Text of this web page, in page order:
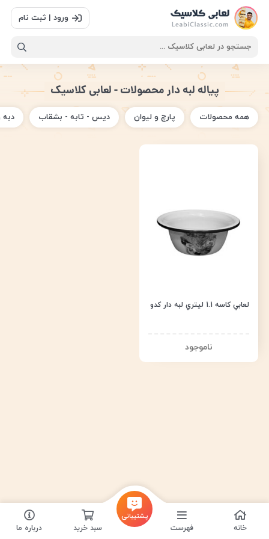
ورود | ثبت نام
پیاله لبه دار محصولات - لعابی کلاسیک
همه محصولات پارچ و لیوان دیس - تابه - بشقاب
لعابي كاسه 1.1 ليتري لبه دار كدو
خانه فهرست درباره ما سبد خرید
پشتیبانی